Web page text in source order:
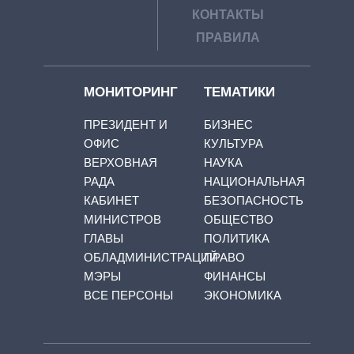
КОНТАКТЫ
ПРАВИЛА
МОНИТОРИНГ
ПРЕЗИДЕНТ И
ОФИС
ВЕРХОВНАЯ
РАДА
КАБИНЕТ
МИНИСТРОВ
ГЛАВЫ
ОБЛАДМИНИСТРАЦИЙ
МЭРЫ
ВСЕ ПЕРСОНЫ
ТЕМАТИКИ
БИЗНЕС
КУЛЬТУРА
НАУКА
НАЦИОНАЛЬНАЯ
БЕЗОПАСНОСТЬ
ОБЩЕСТВО
ПОЛИТИКА
ПРАВО
ФИНАНСЫ
ЭКОНОМИКА